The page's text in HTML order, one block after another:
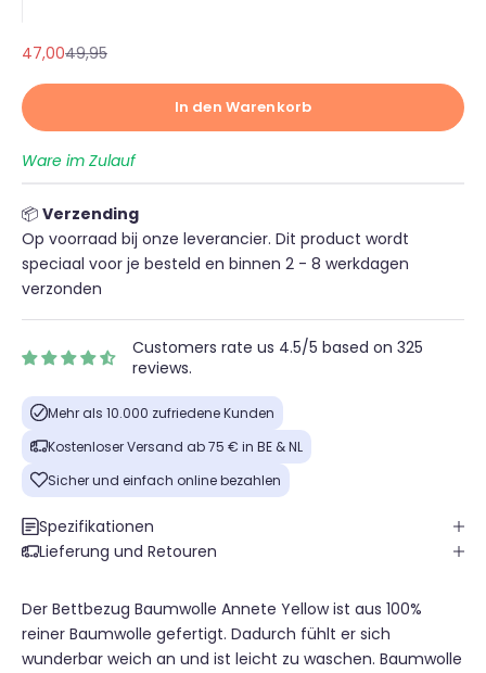
Angebot
47,00Regulärer Preis
49,95
In den Warenkorb
Ware im Zulauf
📦 Verzending
Op voorraad bij onze leverancier. Dit product wordt
speciaal voor je besteld en binnen 2 - 8 werkdagen
verzonden
Customers rate us 4.5/5 based on 325
reviews.
Mehr als 10.000 zufriedene Kunden
Kostenloser Versand ab 75 € in BE & NL
Sicher und einfach online bezahlen
Spezifikationen
Lieferung und Retouren
Der Bettbezug Baumwolle Annete Yellow ist aus 100%
reiner Baumwolle gefertigt. Dadurch fühlt er sich
wunderbar weich an und ist leicht zu waschen. Baumwolle